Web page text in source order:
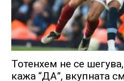
Тотенхем не се
кажа “ДА”, вкупната